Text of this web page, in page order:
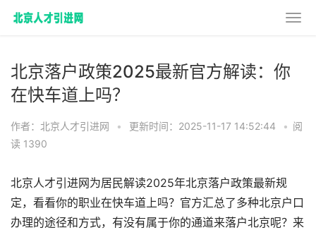
北京落户政策2025最新官方解读：你
在快车道上吗？
作者：北京人才引进网 • 更新时间：2025-11-17 14:52:44 • 阅
读 1390
北京人才引进网为居民解读2025年北京落户政策最新规
定，看看你的职业在快车道上吗？官方汇总了多种北京户口
办理的途径和方式，有没有属于你的通道来落户北京呢？来